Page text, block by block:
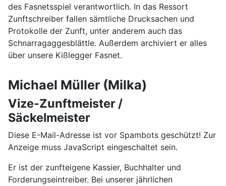
des Fasnetsspiel verantwortlich. In das Ressort
Zunftschreiber fallen sämtliche Drucksachen und
Protokolle der Zunft, unter anderem auch das
Schnarragaggesblättle. Außerdem archiviert er alles
über unsere Kißlegger Fasnet.
Michael Müller (Milka)
Vize-Zunftmeister /
Säckelmeister
Diese E-Mail-Adresse ist vor Spambots geschützt! Zur
Anzeige muss JavaScript eingeschaltet sein.
Er ist der zunfteigene Kassier, Buchhalter und
Forderungseintreiber. Bei unserer jährlichen